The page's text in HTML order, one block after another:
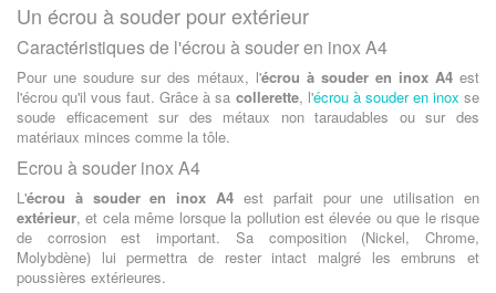
Un écrou à souder pour extérieur
Caractéristiques de l'écrou à souder en inox A4
Pour une soudure sur des métaux, l'écrou à souder en inox A4 est
l'écrou qu'il vous faut. Grâce à sa collerette, l'écrou à souder en inox se
soude efficacement sur des métaux non taraudables ou sur des
matériaux minces comme la tôle.
Ecrou à souder inox A4
L'écrou à souder en inox A4 est parfait pour une utilisation en
extérieur, et cela même lorsque la pollution est élevée ou que le risque
de corrosion est important. Sa composition (Nickel, Chrome,
Molybdène) lui permettra de rester intact malgré les embruns et
poussières extérieures.